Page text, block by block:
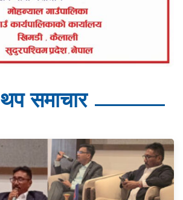
थप समाचार